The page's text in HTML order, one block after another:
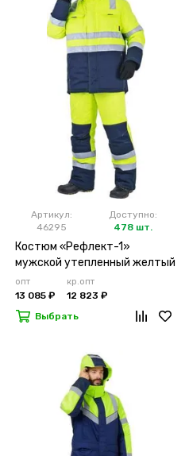
Артикул:
46295
Доступно:
478 шт.
Костюм «Рефлект-1»
мужской утепленный желтый
с п/к
опт
13 085 ₽
кр.опт
12 823 ₽
Выбрать